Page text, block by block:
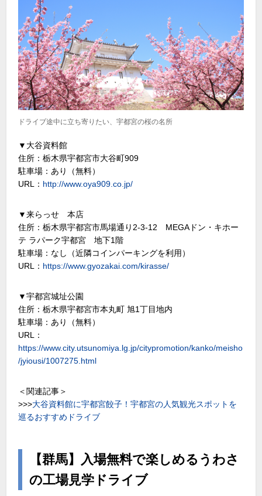
ドライブ途中に立ち寄りたい、宇都宮の桜の名所
▼大谷資料館
住所：栃木県宇都宮市大谷町909
駐車場：あり（無料）
URL： http://www.oya909.co.jp/
▼来らっせ 本店
住所：栃木県宇都宮市馬場通り2-3-12 MEGAドン・キホー
テ ラパーク宇都宮 地下1階
駐車場：なし（近隣コインパーキングを利用）
URL： https://www.gyozakai.com/kirasse/
▼宇都宮城址公園
住所：栃木県宇都宮市本丸町 旭1丁目地内
駐車場：あり（無料）
URL：
https://www.city.utsunomiya.lg.jp/citypromotion/kanko/meisho
/jyiousi/1007275.html
＜関連記事＞
>>>大谷資料館に宇都宮餃子！宇都宮の人気観光スポットを
巡るおすすめドライブ
【群馬】入場無料で楽しめるうわさ
の工場見学ドライブ